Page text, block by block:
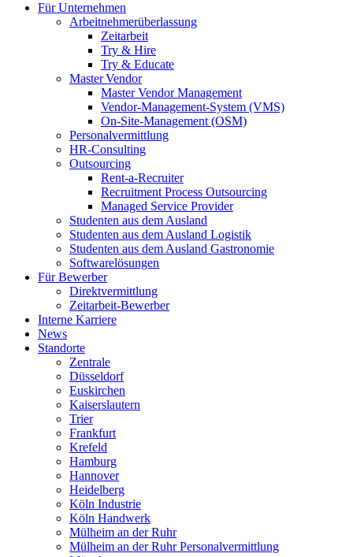
Für Unternehmen
Arbeitnehmerüberlassung
Zeitarbeit
Try & Hire
Try & Educate
Master Vendor
Master Vendor Management
Vendor-Management-System (VMS)
On-Site-Management (OSM)
Personalvermittlung
HR-Consulting
Outsourcing
Rent-a-Recruiter
Recruitment Process Outsourcing
Managed Service Provider
Studenten aus dem Ausland
Studenten aus dem Ausland Logistik
Studenten aus dem Ausland Gastronomie
Softwarelösungen
Für Bewerber
Direktvermittlung
Zeitarbeit-Bewerber
Interne Karriere
News
Standorte
Zentrale
Düsseldorf
Euskirchen
Kaiserslautern
Trier
Frankfurt
Krefeld
Hamburg
Hannover
Heidelberg
Köln Industrie
Köln Handwerk
Mülheim an der Ruhr
Mülheim an der Ruhr Personalvermittlung